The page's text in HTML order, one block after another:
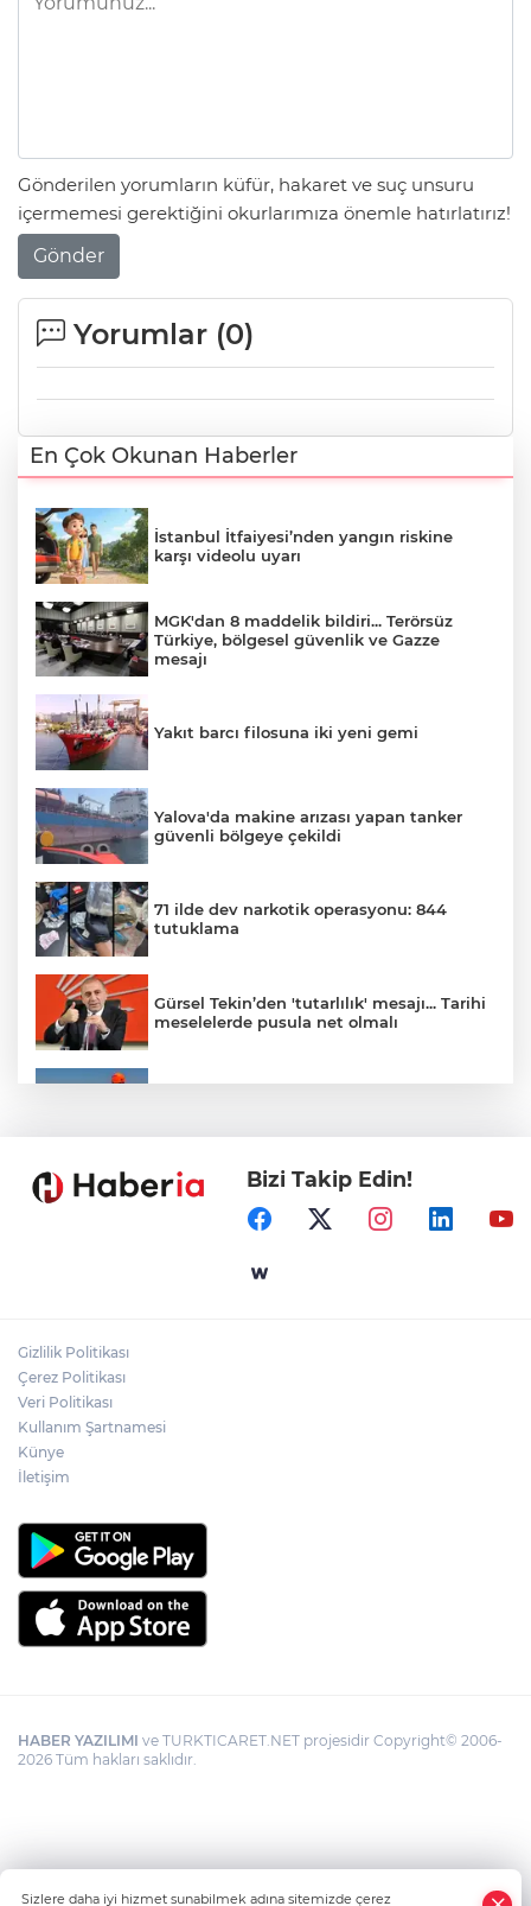
Gönderilen yorumların küfür, hakaret ve suç unsuru
içermemesi gerektiğini okurlarımıza önemle hatırlatırız!
Gönder
Yorumlar (0)
En Çok Okunan Haberler
İstanbul İtfaiyesi’nden yangın riskine
karşı videolu uyarı
MGK'dan 8 maddelik bildiri... Terörsüz
Türkiye, bölgesel güvenlik ve Gazze
mesajı
Yakıt barcı filosuna iki yeni gemi
Yalova'da makine arızası yapan tanker
güvenli bölgeye çekildi
71 ilde dev narkotik operasyonu: 844
tutuklama
Gürsel Tekin’den 'tutarlılık' mesajı... Tarihi
meselelerde pusula net olmalı
Samsun’da Alaçam'a yeni yaşam alanı
Yapay zekada onlarca uygulamanın
Bizi Takip Edin!
Gizlilik Politikası
Çerez Politikası
Veri Politikası
Kullanım Şartnamesi
Künye
İletişim
HABER YAZILIMI ve TURKTICARET.NET projesidir Copyright© 2006-
2026 Tüm hakları saklıdır.
Sizlere daha iyi hizmet sunabilmek adına sitemizde çerez